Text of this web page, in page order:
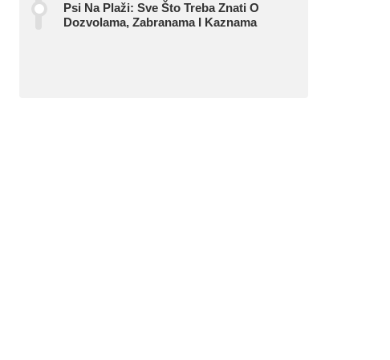
Psi Na Plaži: Sve Što Treba Znati O
Dozvolama, Zabranama I Kaznama